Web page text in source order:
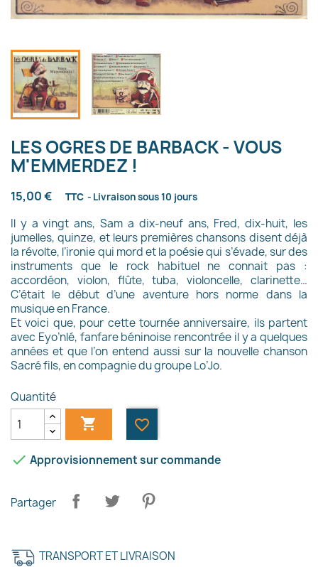
LES OGRES DE BARBACK - VOUS
M'EMMERDEZ !
15,00 € TTC Livraison sous 10 jours
Il y a vingt ans, Sam a dix-neuf ans, Fred, dix-huit, les
jumelles, quinze, et leurs premières chansons disent déjà
la révolte, l’ironie qui mord et la poésie qui s’évade, sur des
instruments que le rock habituel ne connait pas :
accordéon, violon, flûte, tuba, violoncelle, clarinette…
C’était le début d’une aventure hors norme dans la
musique en France.
Et voici que, pour cette tournée anniversaire, ils partent
avec Eyo’nlé, fanfare béninoise rencontrée il y a quelques
années et que l’on entend aussi sur la nouvelle chanson
Sacré fils, en compagnie du groupe Lo’Jo.
Quantité
 favorite_border
 Approvisionnement sur commande
Partager
TRANSPORT ET LIVRAISON
Nom de la liste d'envies